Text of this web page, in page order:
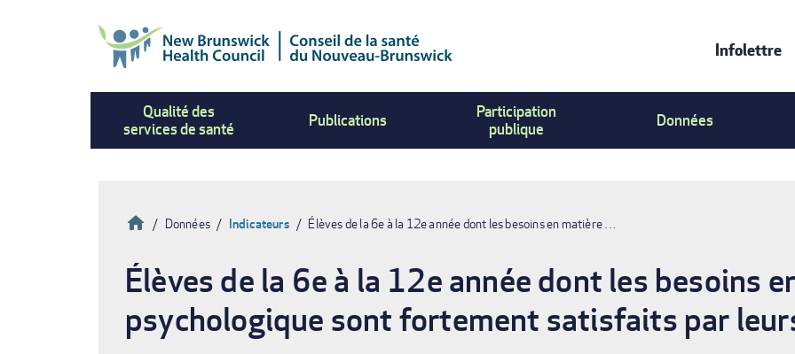
Menu
Infolettre
Qualité des
services de santé
Publications
Participation
publique
Données
Fil
d'Ariane
Accueil
Données Indicateurs Élèves de la 6e à la 12e année dont les besoins en matière …
Élèves de la 6e à la 12e année dont les besoins
psychologique sont fortement satisfaits par